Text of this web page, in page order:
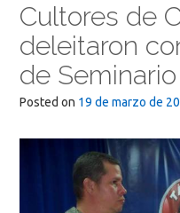
Cultores de
deleitaron
de Seminario
Posted on 19 de marzo de